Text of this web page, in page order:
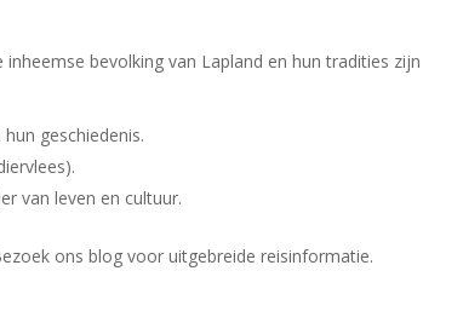
bevolking van Lapland en hun tradities zijn
geschiedenis.
van leven en cultuur.
ons blog voor uitgebreide reisinformatie.